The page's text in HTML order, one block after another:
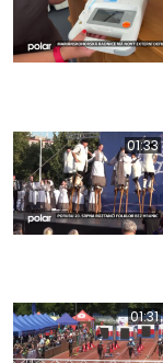
01:33
01:31